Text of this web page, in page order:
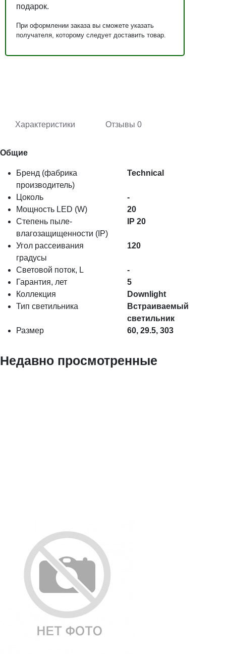
подарок.
При оформлении заказа вы сможете указать
получателя, которому следует доставить товар.
Характеристики Отзывы 0
Общие
Бренд (фабрика
производитель)
Technical
Цоколь
-
Мощность LED (W)
20
Степень пыле-
влагозащищенности (IP)
IP 20
Угол рассеивания
градусы
120
Световой поток, L
-
Гарантия, лет
5
Коллекция
Downlight
Тип светильника
Встраиваемый
светильник
Размер
60, 29.5, 303
Недавно просмотренные